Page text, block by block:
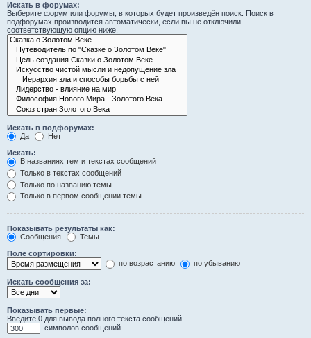
Искать в форумах:
Выберите форум или форумы, в которых будет произведён поиск. Поиск в
подфорумах производится автоматически, если вы не отключили
соответствующую опцию ниже.
Искать в подфорумах:
Да
Нет
Искать:
В названиях тем и текстах сообщений
Только в текстах сообщений
Только по названию темы
Только в первом сообщении темы
Показывать результаты как:
Сообщения
Темы
Поле сортировки:
по возрастанию
по убыванию
Искать сообщения за:
Показывать первые:
Введите 0 для вывода полного текста сообщений.
символов сообщений